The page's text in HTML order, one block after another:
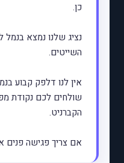
כן.
נציג שלנו נמצא בנמל
השייטים.
אין לנו דלפק קבוע
שולחים לכם נקודת
הקברניט.
אם צריך פגישה